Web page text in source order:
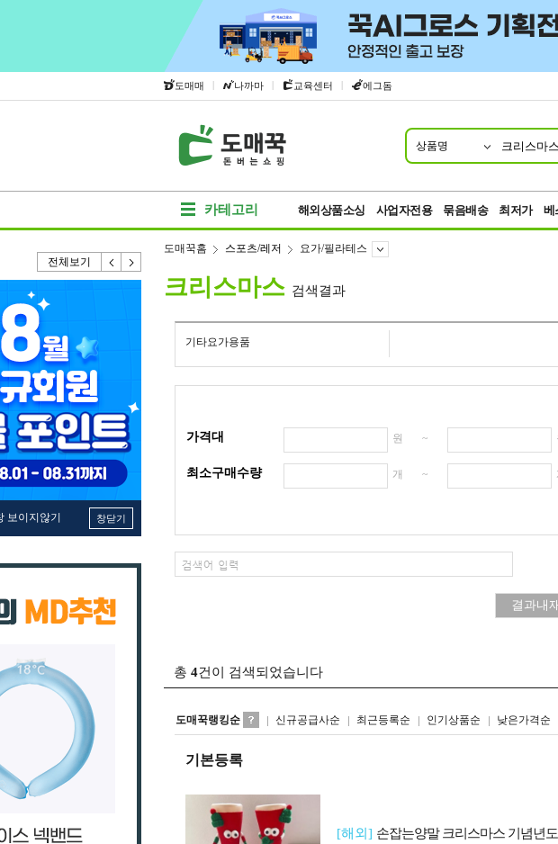
도매매 | 나까마 | 교육센터 | 에그돔
상품명
카테고리 해외상품소싱 사업자전용 묶음배송 최저가 베
전체보기
보이지않기 창닫기
도매꾹홈 스포츠/레저 요가/필라테스
크리스마스 검색결과
기타요가용품
가격대 원 ~
최소구매수량 개 ~
총 4건이 검색되었습니다
도매꾹랭킹순 신규공급사순 최근등록순 인기상품순 낮은가격순
리스트형갤러리형
기본등록
[해외] 손잡는양말 크리스마스 기념년